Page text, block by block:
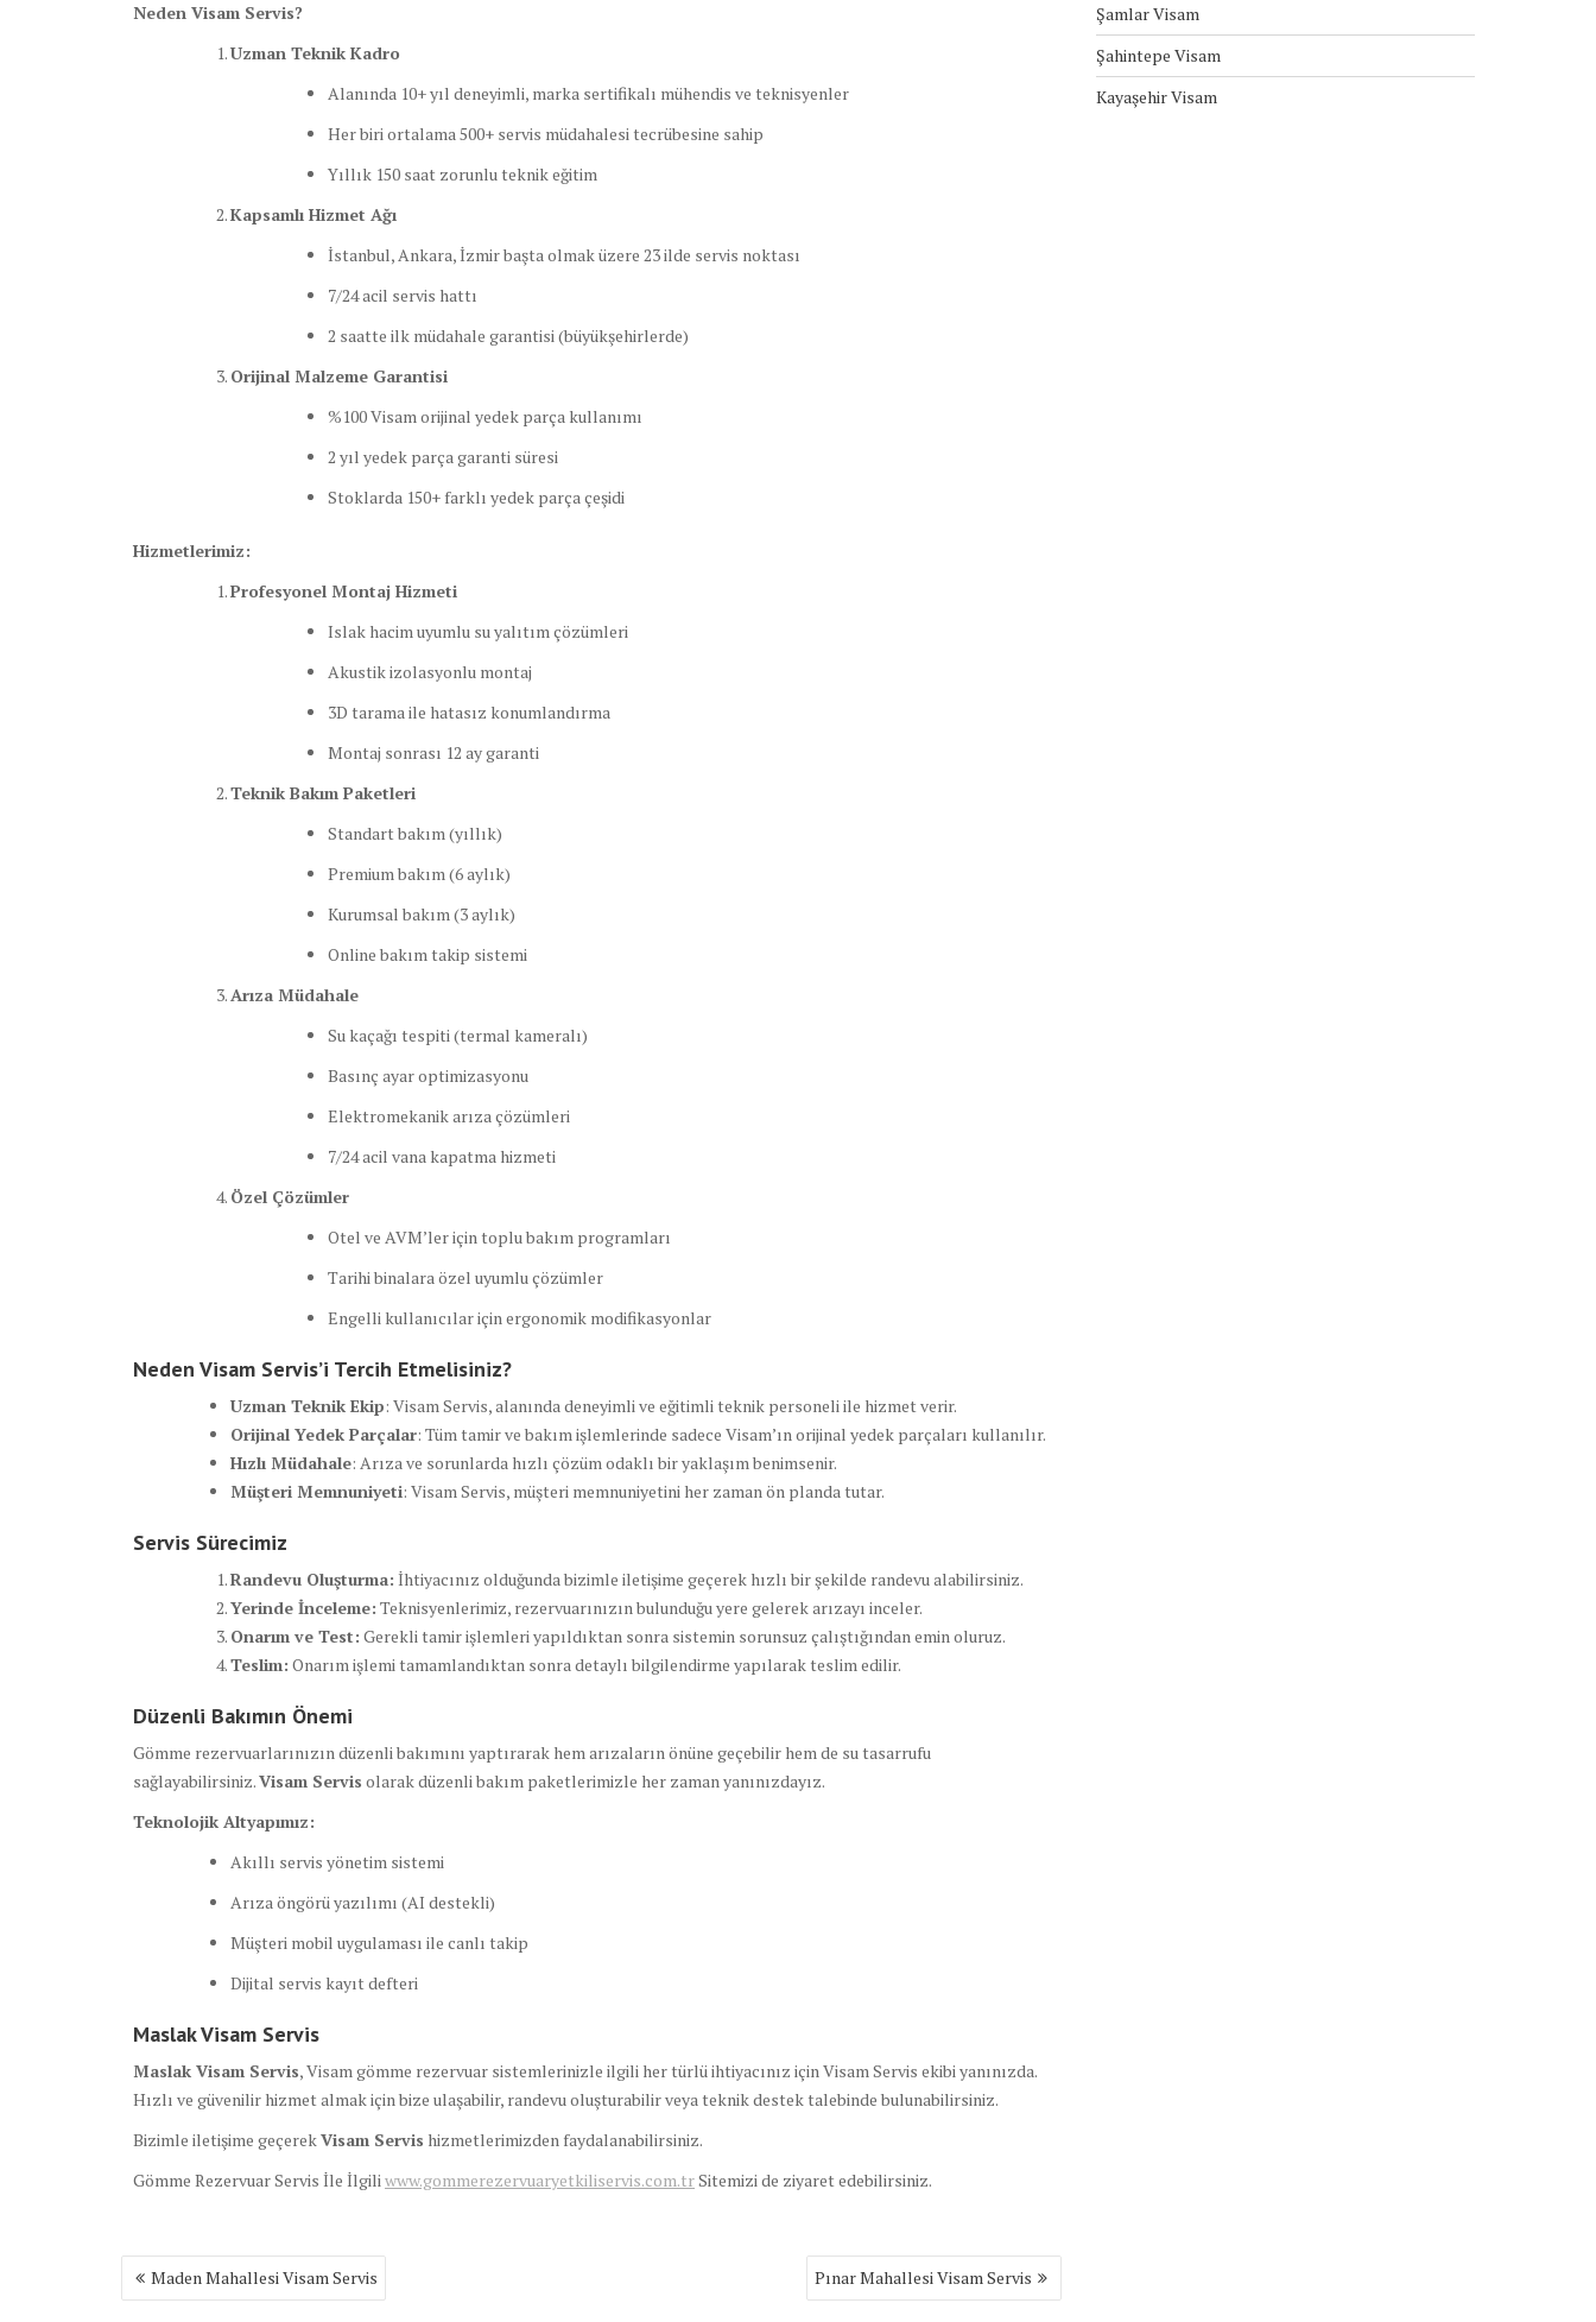
Neden Visam Servis?
Uzman Teknik Kadro
Alanında 10+ yıl deneyimli, marka sertifikalı mühendis ve teknisyenler
Her biri ortalama 500+ servis müdahalesi tecrübesine sahip
Yıllık 150 saat zorunlu teknik eğitim
Kapsamlı Hizmet Ağı
İstanbul, Ankara, İzmir başta olmak üzere 23 ilde servis noktası
7/24 acil servis hattı
2 saatte ilk müdahale garantisi (büyükşehirlerde)
Orijinal Malzeme Garantisi
%100 Visam orijinal yedek parça kullanımı
2 yıl yedek parça garanti süresi
Stoklarda 150+ farklı yedek parça çeşidi
Hizmetlerimiz:
Profesyonel Montaj Hizmeti
Islak hacim uyumlu su yalıtım çözümleri
Akustik izolasyonlu montaj
3D tarama ile hatasız konumlandırma
Montaj sonrası 12 ay garanti
Teknik Bakım Paketleri
Standart bakım (yıllık)
Premium bakım (6 aylık)
Kurumsal bakım (3 aylık)
Online bakım takip sistemi
Arıza Müdahale
Su kaçağı tespiti (termal kameralı)
Basınç ayar optimizasyonu
Elektromekanik arıza çözümleri
7/24 acil vana kapatma hizmeti
Özel Çözümler
Otel ve AVM’ler için toplu bakım programları
Tarihi binalara özel uyumlu çözümler
Engelli kullanıcılar için ergonomik modifikasyonlar
Neden Visam Servis’i Tercih Etmelisiniz?
Uzman Teknik Ekip: Visam Servis, alanında deneyimli ve eğitimli teknik personeli ile hizmet verir.
Orijinal Yedek Parçalar: Tüm tamir ve bakım işlemlerinde sadece Visam’ın orijinal yedek parçaları kullanılır.
Hızlı Müdahale: Arıza ve sorunlarda hızlı çözüm odaklı bir yaklaşım benimsenir.
Müşteri Memnuniyeti: Visam Servis, müşteri memnuniyetini her zaman ön planda tutar.
Servis Sürecimiz
Randevu Oluşturma: İhtiyacınız olduğunda bizimle iletişime geçerek hızlı bir şekilde randevu alabilirsiniz.
Yerinde İnceleme: Teknisyenlerimiz, rezervuarınızın bulunduğu yere gelerek arızayı inceler.
Onarım ve Test: Gerekli tamir işlemleri yapıldıktan sonra sistemin sorunsuz çalıştığından emin oluruz.
Teslim: Onarım işlemi tamamlandıktan sonra detaylı bilgilendirme yapılarak teslim edilir.
Düzenli Bakımın Önemi
Gömme rezervuarlarınızın düzenli bakımını yaptırarak hem arızaların önüne geçebilir hem de su tasarrufu
sağlayabilirsiniz.Visam Servis olarak düzenli bakım paketlerimizle her zaman yanınızdayız.
Teknolojik Altyapımız:
Akıllı servis yönetim sistemi
Arıza öngörü yazılımı (AI destekli)
Müşteri mobil uygulaması ile canlı takip
Dijital servis kayıt defteri
Maslak Visam Servis
Maslak Visam Servis, Visam gömme rezervuar sistemlerinizle ilgili her türlü ihtiyacınız için Visam Servis ekibi yanınızda.
Hızlı ve güvenilir hizmet almak için bize ulaşabilir, randevu oluşturabilir veya teknik destek talebinde bulunabilirsiniz.
Bizimle iletişime geçerekVisam Servis hizmetlerimizden faydalanabilirsiniz.
Gömme Rezervuar Servis İle İlgiliwww.gommerezervuaryetkiliservis.com.trSitemizi de ziyaret edebilirsiniz.
Yazı
gezinmesi
Maden Mahallesi Visam Servis Pınar Mahallesi Visam Servis
Şamlar Visam
Şahintepe Visam
Kayaşehir Visam